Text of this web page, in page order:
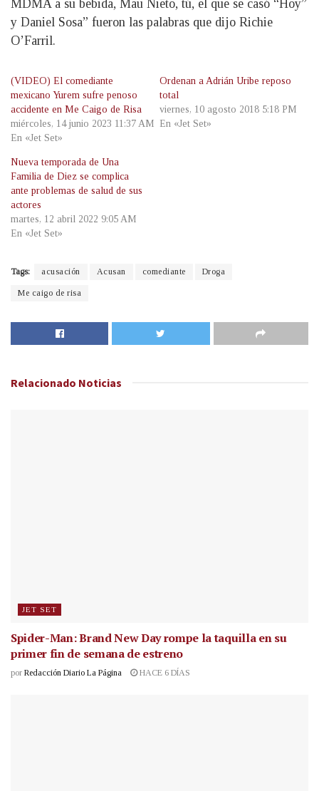
MDMA a su bebida, Mau Nieto, tú, el que se casó “Hoy”
y Daniel Sosa” fueron las palabras que dijo Richie
O’Farril.
(VIDEO) El comediante
mexicano Yurem sufre penoso
accidente en Me Caigo de Risa
miércoles, 14 junio 2023 11:37 AM
En «Jet Set»
Ordenan a Adrián Uribe reposo
total
viernes, 10 agosto 2018 5:18 PM
En «Jet Set»
Nueva temporada de Una
Familia de Diez se complica
ante problemas de salud de sus
actores
martes, 12 abril 2022 9:05 AM
En «Jet Set»
Tags: acusación Acusan comediante Droga
Me caigo de risa
Relacionado Noticias
JET SET
Spider-Man: Brand New Day rompe la taquilla en su
primer fin de semana de estreno
por Redacción Diario La Página HACE 6 DÍAS